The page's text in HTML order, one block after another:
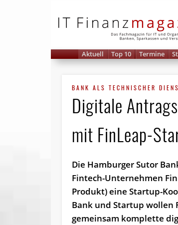
Aktuell Top 10 Termine
BANK ALS TECHNISCHER
Digitale
mit FinLeap-
Die Hamburger Sutor
Fintech-Unternehmen
Produkt) eine Startup-
Bank und Startup wollen
gemeinsam komplette